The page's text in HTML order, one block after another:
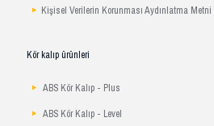
Kişisel Verilerin Korunması Aydınlatma Metni
Kör kalıp ürünleri
ABS Kör Kalıp - Plus
ABS Kör Kalıp - Level